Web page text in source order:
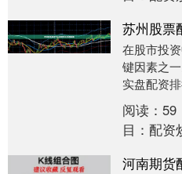
苏州股票
在股市投
键因素之
实盘配资
息的股票
杆，还能
阅读： 59
目： 配资
河南期货